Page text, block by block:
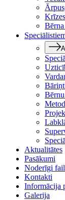
Aktualitātes
Pasākumi
Noderīgi
Kontakti
Informācija
Galerija